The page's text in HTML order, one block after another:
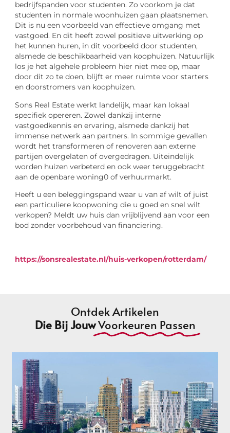
bedrijfspanden voor studenten. Zo voorkom je dat
studenten in normale woonhuizen gaan plaatsnemen.
Dit is nu een voorbeeld van effectieve omgang met
vastgoed. En dit heeft zowel positieve uitwerking op
het kunnen huren, in dit voorbeeld door studenten,
alsmede de beschikbaarheid van koophuizen. Natuurlijk
los je het algehele probleem hier niet mee op, maar
door dit zo te doen, blijft er meer ruimte voor starters
en doorstromers van koophuizen.
Sons Real Estate werkt landelijk, maar kan lokaal
specifiek opereren. Zowel dankzij interne
vastgoedkennis en ervaring, alsmede dankzij het
immense netwerk aan partners. In sommige gevallen
wordt het transformeren of renoveren aan externe
partijen overgelaten of overgedragen. Uiteindelijk
worden huizen verbeterd en ook weer teruggebracht
aan de openbare woning0 of verhuurmarkt.
Heeft u een beleggingspand waar u van af wilt of juist
een particuliere koopwoning die u goed en snel wilt
verkopen? Meldt uw huis dan vrijblijvend aan voor een
bod zonder voorbehoud van financiering.
https://sonsrealestate.nl/huis-verkopen/rotterdam/
Ontdek Artikelen
Die Bij JouwVoorkeuren Passen